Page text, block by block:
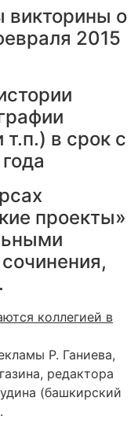
викторины о
2015
в срок с
проекты»
коллегией в
Р. Ганиева,
редактора
(башкирский